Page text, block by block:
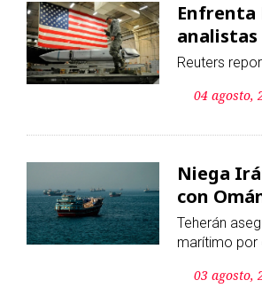
Enfrenta
analistas
Reuters
04 agosto,
Niega
con
Teherán
marítimo por
03 agosto,